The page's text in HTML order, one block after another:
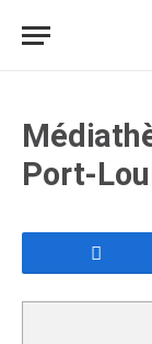
Port-